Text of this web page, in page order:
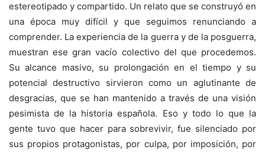
estereotipado y compartido. Un relato que se construyó en
una época muy difícil y que seguimos renunciando a
comprender. La experiencia de la guerra y de la posguerra,
muestran ese gran vacío colectivo del que procedemos.
Su alcance masivo, su prolongación en el tiempo y su
potencial destructivo sirvieron como un aglutinante de
desgracias, que se han mantenido a través de una visión
pesimista de la historia española. Eso y todo lo que la
gente tuvo que hacer para sobrevivir, fue silenciado por
sus propios protagonistas, por culpa, por imposición, por